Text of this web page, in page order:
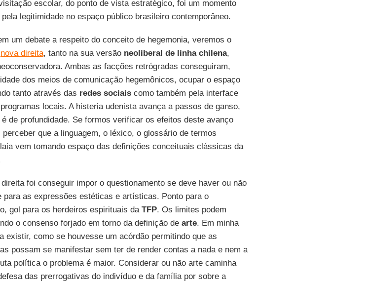
escolar, do ponto de vista estratégico, foi um momento
legitimidade no espaço público brasileiro contemporâneo.
um debate a respeito do conceito de hegemonia, veremos o
nova direita, tanto na sua versão neoliberal de linha chilena,
Ambas as facções retrógradas conseguiram,
dos meios de comunicação hegemônicos, ocupar o espaço
tanto através das redes sociaiscomo também pela interface
locais. A histeria udenista avança a passos de ganso,
de profundidade. Se formos verificar os efeitos deste avanço
que a linguagem, o léxico, o glossário de termos
vem tomando espaço das definições conceituais clássicas da
foi conseguir impor o questionamento se deve haver ou não
para as expressões estéticas e artísticas. Ponto para o
gol para os herdeiros espirituais da TFP. Os limites podem
o consenso forjado em torno da definição de arte. Em minha
existir, como se houvesse um acórdão permitindo que as
possam se manifestar sem ter de render contas a nada e nem a
política o problema é maior. Considerar ou não arte caminha
das prerrogativas do indivíduo e da família por sobre a